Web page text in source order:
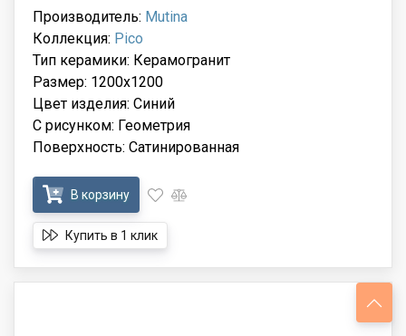
Производитель: Mutina
Коллекция: Pico
Тип керамики: Керамогранит
Размер: 1200x1200
Цвет изделия: Синий
С рисунком: Геометрия
Поверхность: Сатинированная
В корзину
Купить в 1 клик